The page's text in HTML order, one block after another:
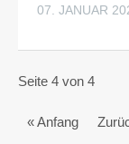
07. JANUAR
Seite 4 von 4
« Anfang